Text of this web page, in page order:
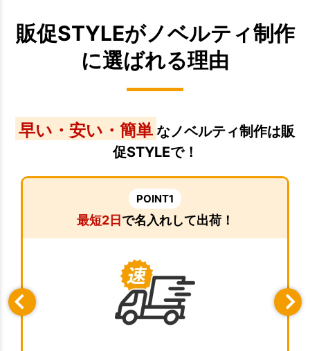
販促STYLEがノベルティ制作
に選ばれる理由
早い・安い・簡単 なノベルティ制作は販
促STYLEで！
POINT1
最短2日で名入れして出荷！